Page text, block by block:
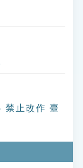
禁止改作 臺